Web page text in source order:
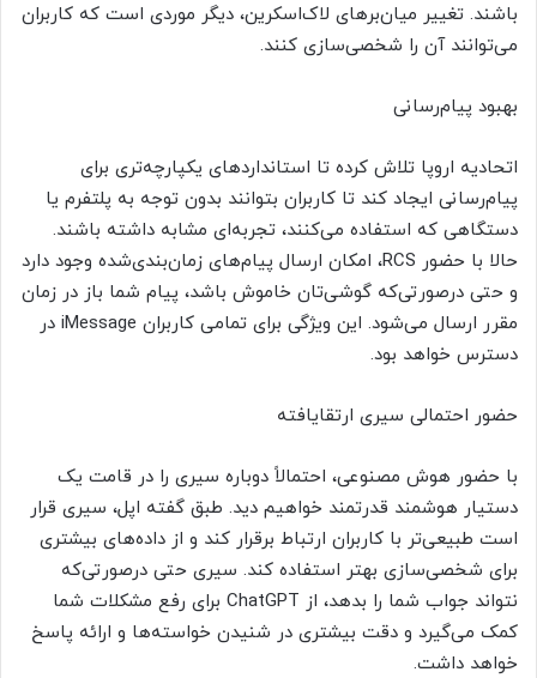
باشند. تغییر میان‌برهای لاک‌اسکرین، دیگر موردی است که کاربران
می‌توانند آن را شخصی‌سازی کنند.
بهبود پیام‌رسانی
اتحادیه اروپا تلاش کرده تا استانداردهای یکپارچه‌تری برای
پیام‌رسانی ایجاد کند تا کاربران بتوانند بدون توجه به پلتفرم یا
دستگاهی که استفاده می‌کنند، تجربه‌ای مشابه داشته باشند.
حالا با حضور RCS، امکان ارسال‌ پیام‌های زمان‌بندی‌شده وجود دارد
و حتی درصورتی‌که گوشی‌تان خاموش باشد، پیام شما باز در زمان
مقرر ارسال می‌شود. این ویژگی برای تمامی کاربران iMessage در
دسترس خواهد بود.
حضور احتمالی سیری ارتقایافته
با حضور هوش مصنوعی،‌ احتمالاً دوباره سیری را در قامت یک
دستیار هوشمند قدرتمند خواهیم دید. طبق گفته اپل، سیری قرار
است طبیعی‌تر با کاربران ارتباط برقرار کند و از داده‌های بیشتری
برای شخصی‌سازی بهتر استفاده کند. سیری حتی درصورتی‌که
نتواند جواب شما را بدهد، از ChatGPT برای رفع مشکلات شما
کمک می‌گیرد و دقت بیشتری در شنیدن خواسته‌ها و ارائه پاسخ
خواهد داشت.